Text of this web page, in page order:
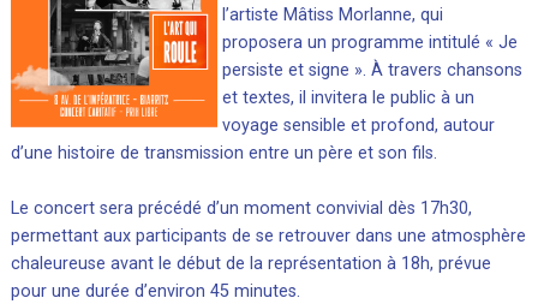
l’artiste Mâtiss Morlanne, qui
proposera un programme intitulé « Je
persiste et signe ». À travers chansons
et textes, il invitera le public à un
voyage sensible et profond, autour
d’une histoire de transmission entre un père et son fils.
Le concert sera précédé d’un moment convivial dès 17h30,
permettant aux participants de se retrouver dans une atmosphère
chaleureuse avant le début de la représentation à 18h, prévue
pour une durée d’environ 45 minutes.